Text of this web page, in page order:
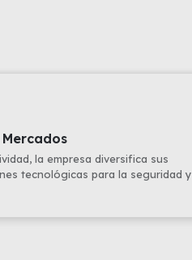
la empresa diversifica sus
tecnológicas para la seguridad y